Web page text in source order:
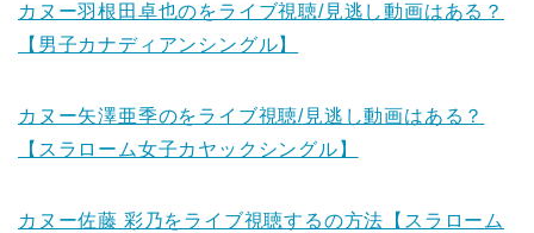
カヌー羽根田卓也のをライブ視聴/見逃し動画はある？
【男子カナディアンシングル】
カヌー矢澤亜季のをライブ視聴/見逃し動画はある？
【スラローム女子カヤックシングル】
カヌー佐藤 彩乃をライブ視聴するの方法【スラローム